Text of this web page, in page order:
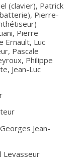
(clavier), Patrick
Pierre-
Pierre
Ernault, Luc
Pascale
Philippe
Jean-Luc
Jean-
Levasseur